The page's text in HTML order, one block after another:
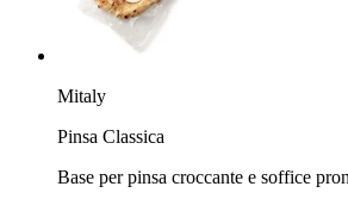
Mitaly
Pinsa Classica
Base per pinsa croccante e soffice